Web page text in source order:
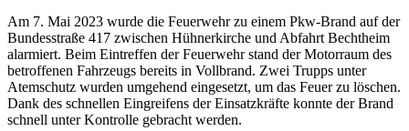
Am 7. Mai 2023 wurde die Feuerwehr zu einem Pkw-Brand auf der
Bundesstraße 417 zwischen Hühnerkirche und Abfahrt Bechtheim
alarmiert. Beim Eintreffen der Feuerwehr stand der Motorraum des
betroffenen Fahrzeugs bereits in Vollbrand. Zwei Trupps unter
Atemschutz wurden umgehend eingesetzt, um das Feuer zu löschen.
Dank des schnellen Eingreifens der Einsatzkräfte konnte der Brand
schnell unter Kontrolle gebracht werden.